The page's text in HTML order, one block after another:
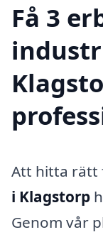
Få 3
Att hitta rätt
i Klagstorp
Genom vår